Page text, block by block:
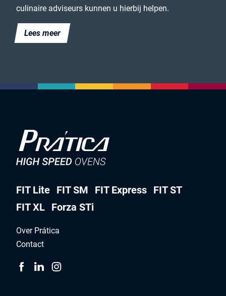
culinaire adviseurs kunnen u hierbij helpen.
Lees meer
FIT Lite FIT SM FIT Express FIT ST
FIT XL Forza STi
Over Prática
Contact